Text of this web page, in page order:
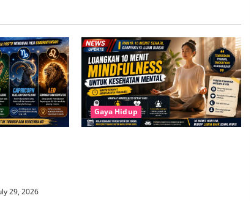
29, 2026
Gaya Hidup